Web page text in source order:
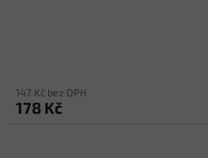
147 Kč bez DPH
178 Kč